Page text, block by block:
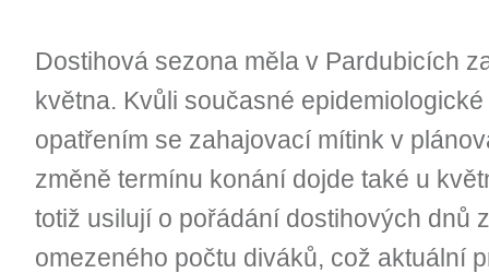
Dostihová sezona měla v Pardubicích
května. Kvůli současné
opatřením se zahajovací mítink v
změně termínu konání dojde také u
totiž usilují o pořádání dostihových dnů
omezeného počtu diváků, což aktuální